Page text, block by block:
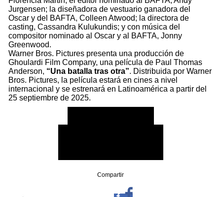
Jurgensen; la diseñadora de vestuario ganadora del
Oscar y del BAFTA, Colleen Atwood; la directora de
casting, Cassandra Kulukundis; y con música del
compositor nominado al Oscar y al BAFTA, Jonny
Greenwood.
Warner Bros. Pictures presenta una producción de
Ghoulardi Film Company, una película de Paul Thomas
Anderson, “Una batalla tras otra”. Distribuida por Warner
Bros. Pictures, la película estará en cines a nivel
internacional y se estrenará en Latinoamérica a partir del
25 septiembre de 2025.
Compartir